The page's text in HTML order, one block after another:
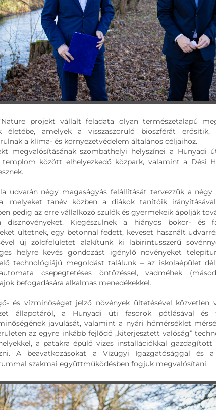
projekt vállalt feladata olyan természetalapú
életébe, amelyek a visszaszoruló bioszférát
a klíma- és környezetvédelem általános céljaihoz.
megvalósításának szombathelyi helyszínei a Hunyadi
templom között elhelyezkedő közpark, valamint a Dési
udvarán négy magaságyás felállítását tervezzük a négy
melyeket tanév közben a diákok tanítóik
pedig az erre vállalkozó szülők és gyermekeik ápolják
dísznövényeket. Kiegészülnek a hiányos bokor- és
ültetnek, egy betonnal fedett, keveset használt
új zöldfelületet alakítunk ki labirintusszerű
helyre kevés gondozást igénylő növényeket
technológiájú megoldást találunk – az iskolaépület
csepegtetéses öntözéssel, vadméhek
befogadására alkalmas menedékekkel.
és vízminőséget jelző növények ültetésével közvetlen
állapotáról, a Hunyadi úti fasorok pótlásával és
javulását, valamint a nyári hőmérséklet
az egyre inkább fejlődő „kiterjesztett valóság”
a patakra épülő vizes installációkkal
A beavatkozásokat a Vízügyi Igazgatósággal és
szakmai együttműködésben fogjuk megvalósítani.